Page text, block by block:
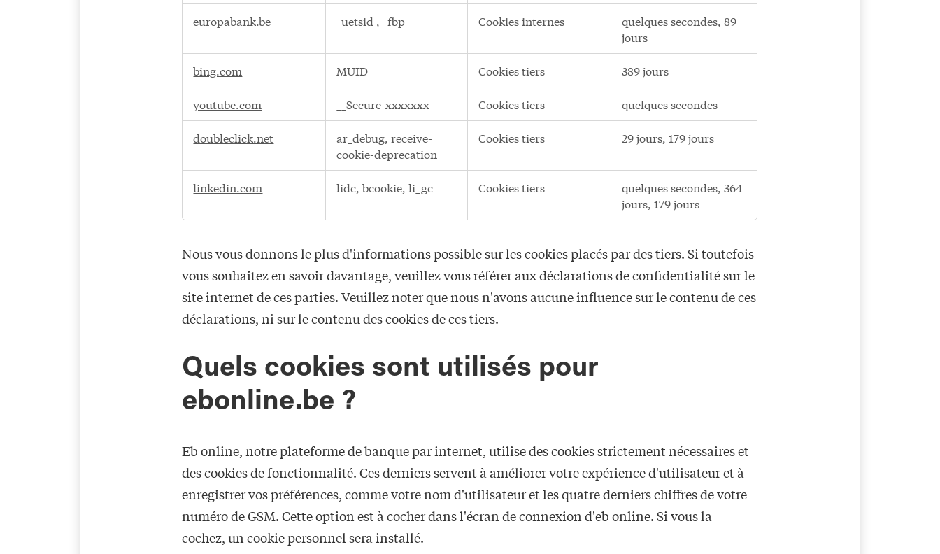
et
cookies
médias
sociaux
europabank.be _uetsid , _fbp Cookies internes
quelques secondes, 89
jours
bing.com MUID Cookies tiers 389 jours
youtube.com __Secure-xxxxxxx Cookies tiers quelques secondes
doubleclick.net
ar_debug, receive-
cookie-deprecation
Cookies tiers 29 jours, 179 jours
linkedin.com lidc, bcookie, li_gc Cookies tiers
quelques secondes, 364
jours, 179 jours
Nous vous donnons le plus d'informations possible sur les cookies placés par des tiers. Si toutefois
vous souhaitez en savoir davantage, veuillez vous référer aux déclarations de confidentialité sur le
site internet de ces parties. Veuillez noter que nous n'avons aucune influence sur le contenu de ces
déclarations, ni sur le contenu des cookies de ces tiers.
Quels cookies sont utilisés pour
ebonline.be ?
Eb online, notre plateforme de banque par internet, utilise des cookies strictement nécessaires et
des cookies de fonctionnalité. Ces derniers servent à améliorer votre expérience d'utilisateur et à
enregistrer vos préférences, comme votre nom d'utilisateur et les quatre derniers chiffres de votre
numéro de GSM. Cette option est à cocher dans l'écran de connexion d'eb online. Si vous la
cochez, un cookie personnel sera installé.